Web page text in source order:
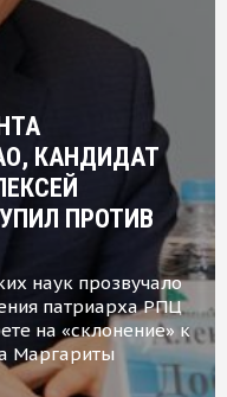
КАНДИДАТ
ПРОТИВ
наук прозвучало
патриарха РПЦ
на «склонение» к
Маргариты